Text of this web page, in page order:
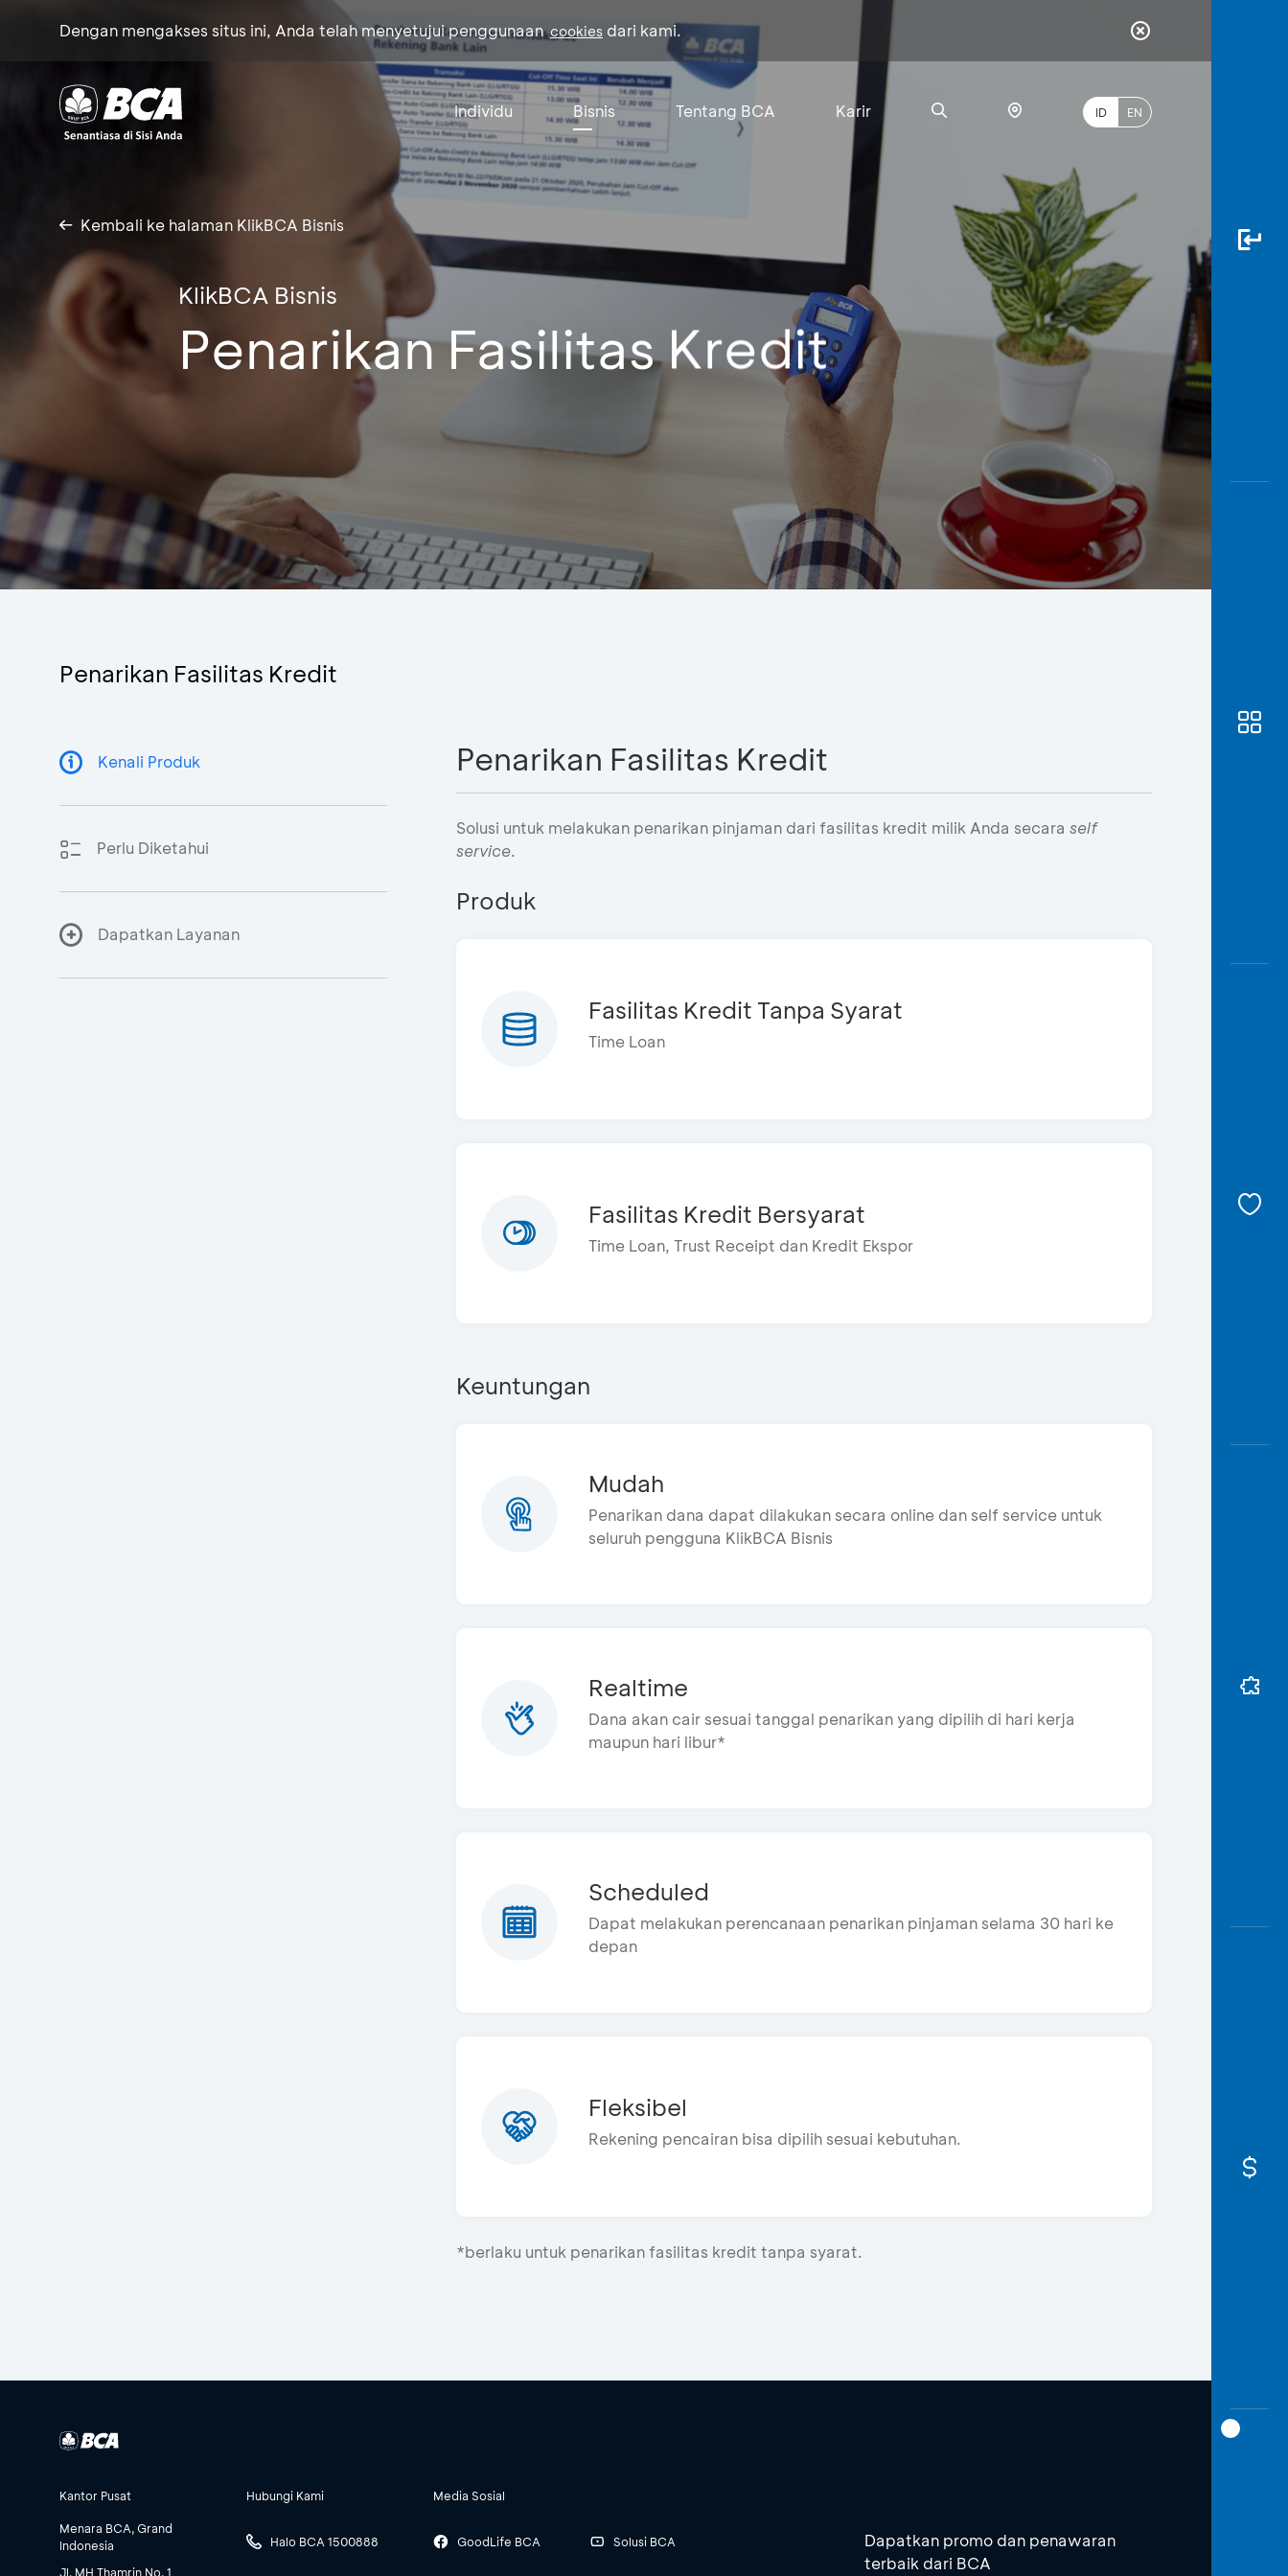
Dengan mengakses situs ini, Anda telah menyetujui penggunaancookies dari kami.
Individu Bisnis Tentang BCA Karir ID EN
PALING
BANYAK
DICARI
Kembali ke halaman KlikBCA Bisnis
KlikBCA Bisnis
Penarikan Fasilitas Kredit
Penarikan Fasilitas Kredit
Kenali Produk
Perlu Diketahui
Dapatkan Layanan
Penarikan Fasilitas Kredit
Solusi untuk melakukan penarikan pinjaman dari fasilitas kredit milik Anda secara self
service.
Produk
Fasilitas Kredit Tanpa Syarat
Time Loan
Fasilitas Kredit Bersyarat
Time Loan, Trust Receipt dan Kredit Ekspor
Keuntungan
Mudah
Penarikan dana dapat dilakukan secara online dan self service untuk
seluruh pengguna KlikBCA Bisnis
Realtime
Dana akan cair sesuai tanggal penarikan yang dipilih di hari kerja
maupun hari libur*
Scheduled
Dapat melakukan perencanaan penarikan pinjaman selama 30 hari ke
depan
Fleksibel
Rekening pencairan bisa dipilih sesuai kebutuhan.
*berlaku untuk penarikan fasilitas kredit tanpa syarat.
Kantor Pusat
Menara BCA, Grand
Indonesia
Jl. MH Thamrin No. 1
Hubungi Kami
Halo BCA 1500888
Media Sosial
GoodLife BCA Solusi BCA
Dapatkan promo dan penawaran
terbaik dari BCA